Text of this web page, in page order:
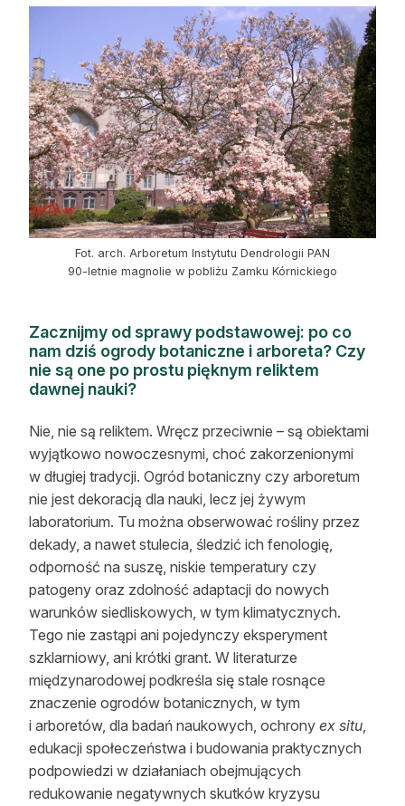
Fot. arch. Arboretum Instytutu Dendrologii PAN
90-letnie magnolie w pobliżu Zamku Kórnickiego
Zacznijmy od sprawy podstawowej: po co
nam dziś ogrody botaniczne i arboreta? Czy
nie są one po prostu pięknym reliktem
dawnej nauki?
Nie, nie są reliktem. Wręcz przeciwnie – są obiektami
wyjątkowo nowoczesnymi, choć zakorzenionymi
w długiej tradycji. Ogród botaniczny czy arboretum
nie jest dekoracją dla nauki, lecz jej żywym
laboratorium. Tu można obserwować rośliny przez
dekady, a nawet stulecia, śledzić ich fenologię,
odporność na suszę, niskie temperatury czy
patogeny oraz zdolność adaptacji do nowych
warunków siedliskowych, w tym klimatycznych.
Tego nie zastąpi ani pojedynczy eksperyment
szklarniowy, ani krótki grant. W literaturze
międzynarodowej podkreśla się stale rosnące
znaczenie ogrodów botanicznych, w tym
i arboretów, dla badań naukowych, ochrony ex situ,
edukacji społeczeństwa i budowania praktycznych
podpowiedzi w działaniach obejmujących
redukowanie negatywnych skutków kryzysu